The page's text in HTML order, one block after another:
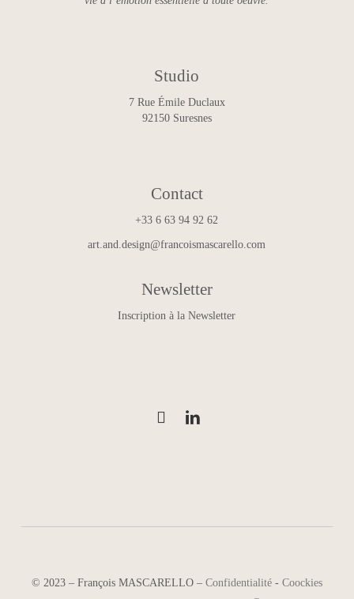
Studio
7 Rue Émile Duclaux
92150 Suresnes
Contact
+33 6 63 94 92 62
art.and.design@francoismascarello.com
Newsletter
Inscription à la Newsletter
© 2023– François MASCARELLO– Confidentialité- Coockies